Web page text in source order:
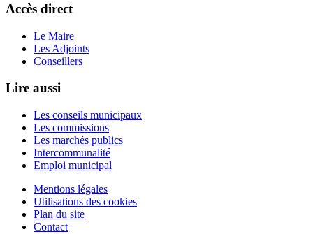
Accès direct
Le Maire
Les Adjoints
Conseillers
Lire aussi
Les conseils municipaux
Les commissions
Les marchés publics
Intercommunalité
Emploi municipal
Mentions légales
Utilisations des cookies
Plan du site
Contact